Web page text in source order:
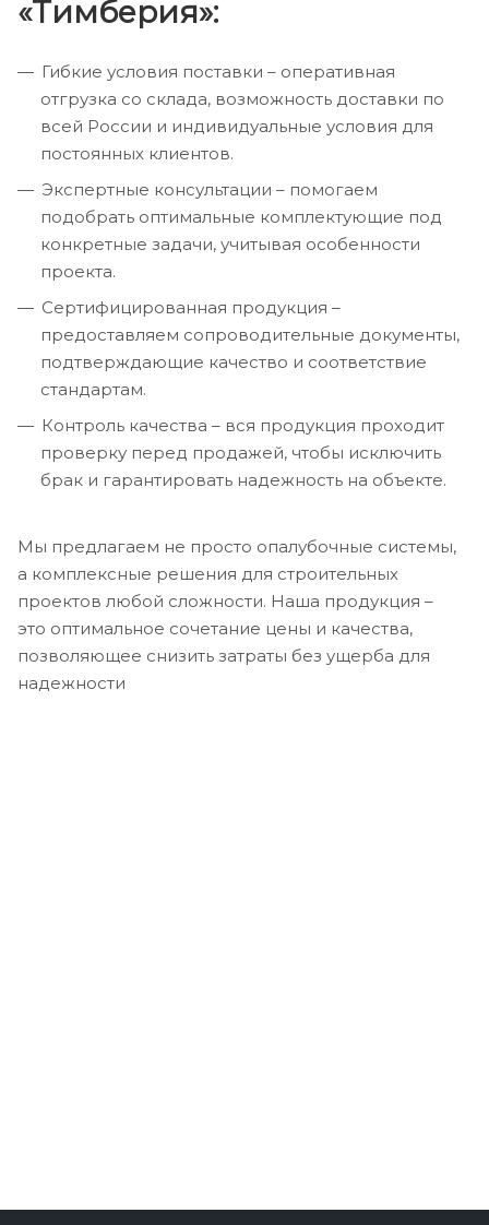
«Тимберия»:
Гибкие условия поставки – оперативная
отгрузка со склада, возможность доставки по
всей России и индивидуальные условия для
постоянных клиентов.
Экспертные консультации – помогаем
подобрать оптимальные комплектующие под
конкретные задачи, учитывая особенности
проекта.
Сертифицированная продукция –
предоставляем сопроводительные документы,
подтверждающие качество и соответствие
стандартам.
Контроль качества – вся продукция проходит
проверку перед продажей, чтобы исключить
брак и гарантировать надежность на объекте.
Мы предлагаем не просто опалубочные системы,
а комплексные решения для строительных
проектов любой сложности. Наша продукция –
это оптимальное сочетание цены и качества,
позволяющее снизить затраты без ущерба для
надежности